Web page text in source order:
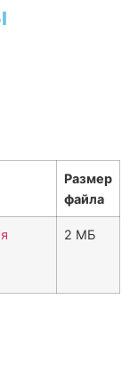
Размер
файла
2 МБ